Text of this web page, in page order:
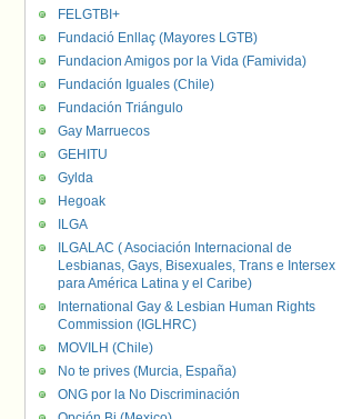
FELGTBI+
Fundació Enllaç (Mayores LGTB)
Fundacion Amigos por la Vida (Famivida)
Fundación Iguales (Chile)
Fundación Triángulo
Gay Marruecos
GEHITU
Gylda
Hegoak
ILGA
ILGALAC ( Asociación Internacional de
Lesbianas, Gays, Bisexuales, Trans e Intersex
para América Latina y el Caribe)
International Gay & Lesbian Human Rights
Commission (IGLHRC)
MOVILH (Chile)
No te prives (Murcia, España)
ONG por la No Discriminación